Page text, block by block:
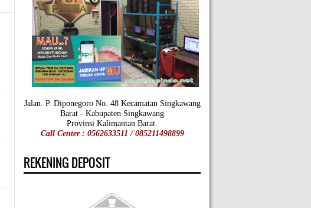
Jalan. P. Diponegoro No. 48 Kecamatan Singkawang
Barat - Kabupaten Singkawang
Provinsi Kalimantan Barat.
Call Center : 0562633511 / 085211498899
REKENING DEPOSIT